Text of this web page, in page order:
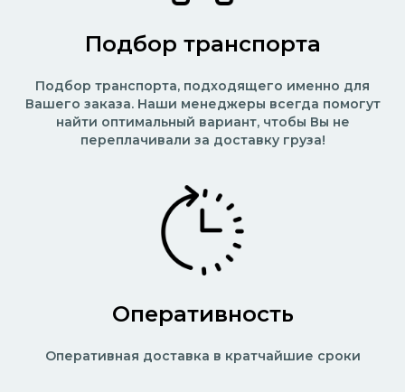
Подбор транспорта
Подбор транспорта, подходящего именно для
Вашего заказа. Наши менеджеры всегда помогут
найти оптимальный вариант, чтобы Вы не
переплачивали за доставку груза!
Оперативность
Оперативная доставка в кратчайшие сроки